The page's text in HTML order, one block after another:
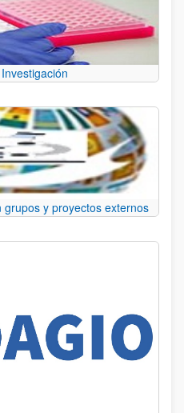
y proyectos externos